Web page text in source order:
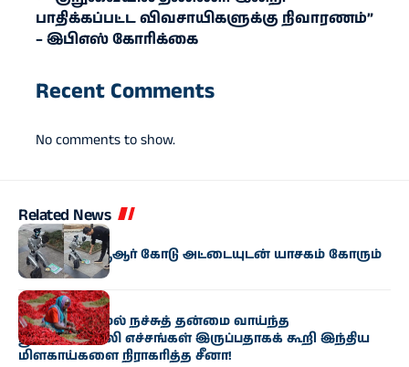
பாதிக்கப்பட்ட விவசாயிகளுக்கு நிவாரணம்”
– இபிஎஸ் கோரிக்கை
Recent Comments
No comments to show.
Related News
உலகம்
சீனாவில் கியூஆர் கோடு அட்டையுடன் யாசகம் கோரும்
ரோபோ
உலகம்இந்தியா
அளவிற்கு மேல் நச்சுத் தன்மை வாய்ந்த
பூச்சிக்கொல்லி எச்சங்கள் இருப்பதாகக் கூறி இந்திய
மிளகாய்களை நிராகரித்த சீனா!